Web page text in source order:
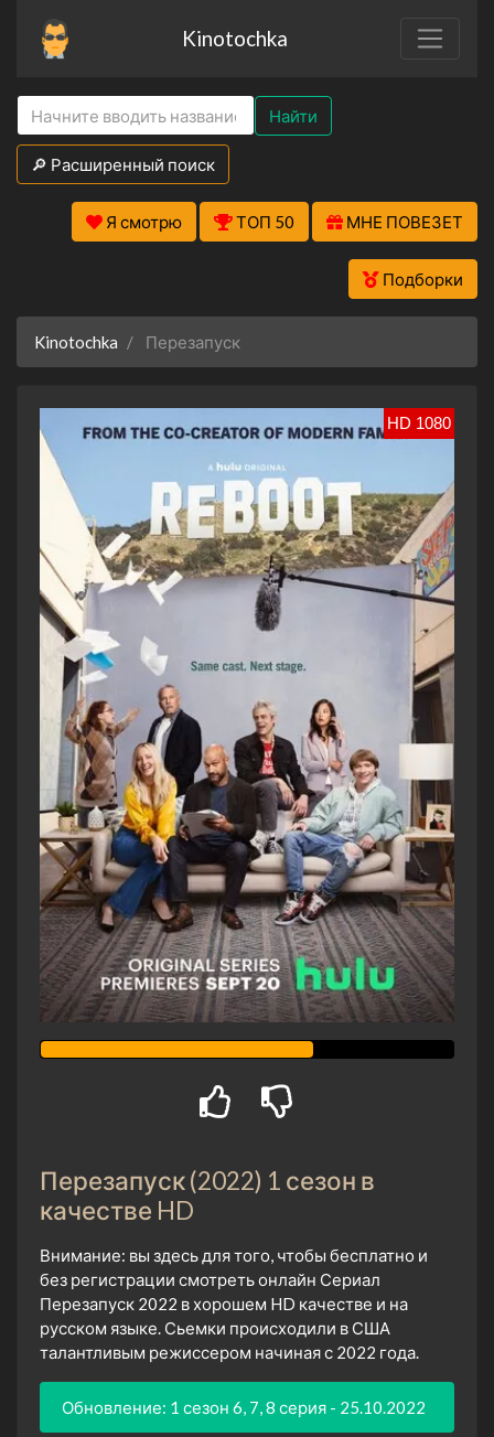
Kinotochka
Найти
🔎 Расширенный поиск
Я смотрю ТОП 50 МНЕ ПОВЕЗЕТ
Подборки
Kinotochka Перезапуск
HD 1080
Перезапуск (2022) 1 сезон в
качестве HD
Внимание: вы здесь для того, чтобы бесплатно и
без регистрации смотреть онлайн Сериал
Перезапуск 2022 в хорошем HD качестве и на
русском языке. Сьемки происходили в США
талантливым режиссером начиная с 2022 года.
Обновление: 1 сезон 6, 7, 8 серия - 25.10.2022